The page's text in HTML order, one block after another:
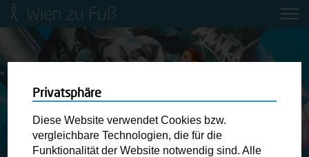
Wien zu Fuß
Mobilitätsbildung für Kinder und
Jugendliche
Ringstraße-Neugestaltung
Wiener Fußwegekarte
Privatsphäre
Diese Website verwendet Cookies bzw.
vergleichbare Technologien, die für die
Funktionalität der Website notwendig sind. Alle